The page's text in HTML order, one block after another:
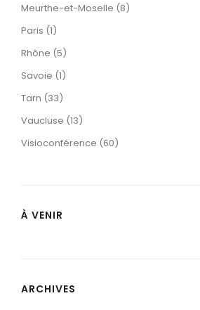
Meurthe-et-Moselle (8)
Paris (1)
Rhône (5)
Savoie (1)
Tarn (33)
Vaucluse (13)
Visioconférence (60)
À VENIR
ARCHIVES